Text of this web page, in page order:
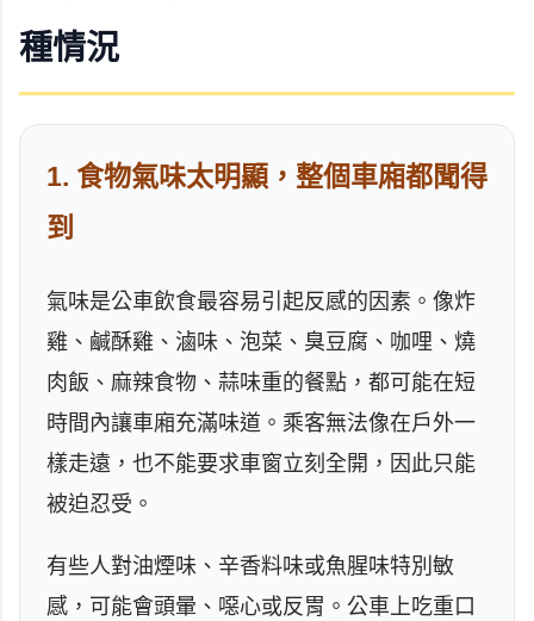
種情況
1. 食物氣味太明顯，整個車廂都聞得
到
氣味是公車飲食最容易引起反感的因素。像炸
雞、鹹酥雞、滷味、泡菜、臭豆腐、咖哩、燒
肉飯、麻辣食物、蒜味重的餐點，都可能在短
時間內讓車廂充滿味道。乘客無法像在戶外一
樣走遠，也不能要求車窗立刻全開，因此只能
被迫忍受。
有些人對油煙味、辛香料味或魚腥味特別敏
感，可能會頭暈、噁心或反胃。公車上吃重口